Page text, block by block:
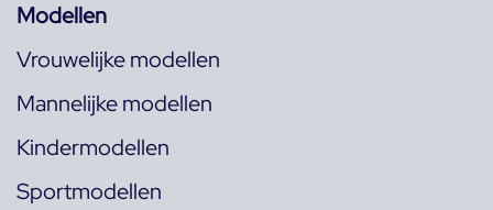
Modellen
Vrouwelijke modellen
Mannelijke modellen
Kindermodellen
Sportmodellen